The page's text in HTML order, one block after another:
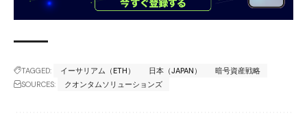
TAGGED: イーサリアム（ETH） 日本（JAPAN）
暗号資産戦略
SOURCES:
クオンタムソリューションズ